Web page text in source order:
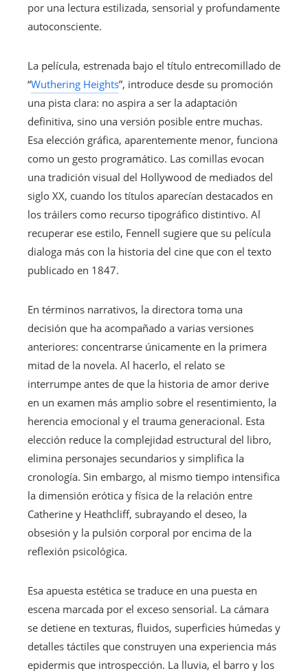
por una lectura estilizada, sensorial y profundamente
autoconsciente.
La película, estrenada bajo el título entrecomillado de
“Wuthering Heights”, introduce desde su promoción
una pista clara: no aspira a ser la adaptación
definitiva, sino una versión posible entre muchas.
Esa elección gráfica, aparentemente menor, funciona
como un gesto programático. Las comillas evocan
una tradición visual del Hollywood de mediados del
siglo XX, cuando los títulos aparecían destacados en
los tráilers como recurso tipográfico distintivo. Al
recuperar ese estilo, Fennell sugiere que su película
dialoga más con la historia del cine que con el texto
publicado en 1847.
En términos narrativos, la directora toma una
decisión que ha acompañado a varias versiones
anteriores: concentrarse únicamente en la primera
mitad de la novela. Al hacerlo, el relato se
interrumpe antes de que la historia de amor derive
en un examen más amplio sobre el resentimiento, la
herencia emocional y el trauma generacional. Esta
elección reduce la complejidad estructural del libro,
elimina personajes secundarios y simplifica la
cronología. Sin embargo, al mismo tiempo intensifica
la dimensión erótica y física de la relación entre
Catherine y Heathcliff, subrayando el deseo, la
obsesión y la pulsión corporal por encima de la
reflexión psicológica.
Esa apuesta estética se traduce en una puesta en
escena marcada por el exceso sensorial. La cámara
se detiene en texturas, fluidos, superficies húmedas y
detalles táctiles que construyen una experiencia más
epidermis que introspección. La lluvia, el barro y los